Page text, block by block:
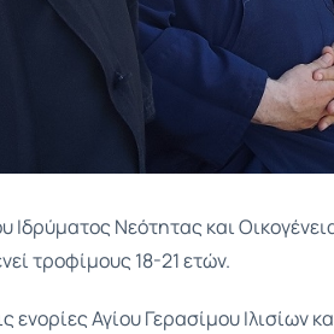
Ιδρύματος Νεότητας και
τροφίμους 18-21 ετών.
ενορίες Αγίου Γερασίμου